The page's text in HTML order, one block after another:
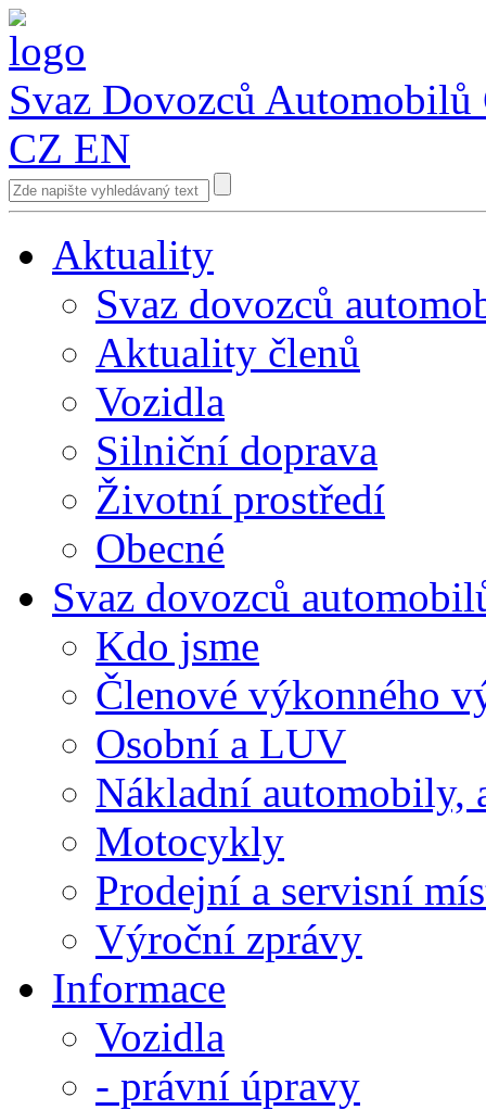
Svaz Dovozců Automobilů
CZ EN
Aktuality
Svaz dovozců
Aktuality členů
Vozidla
Silniční doprava
Životní prostředí
Obecné
Svaz dovozců
Kdo jsme
Členové výkonného
Osobní a LUV
Nákladní automobily,
Motocykly
Prodejní a servisní
Výroční zprávy
Informace
Vozidla
- právní úpravy